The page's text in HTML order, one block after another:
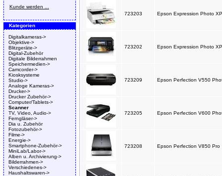
Kunde werden ...
Kategorien
Digitalkameras->
Objektive->
Blitzgeräte->
Digital-Zubehör
Digitale Bilderrahmen
Speichermedien->
Camcorder->
Kiosksysteme
Studio->
Analoge Kameras->
Drucker->
Drucker Zubehör->
Computer/Tablets->
Scanner
TV, Video, Audio->
Ferngläser->
Dia u. Zubehör
Fotozubehör->
Filme->
Energie->
Smartphone-Zubehör->
MiniLab/Labor->
Alben u. Archivierung->
Bilderrahmen->
Verschiedenes->
Haushaltswaren->
723203 Epson Expression Photo
723202 Epson Expression Photo
723209 Epson Perfection V550
723205 Epson Perfection V600
723208 Epson Perfection V850 Pro